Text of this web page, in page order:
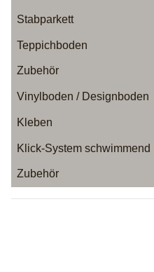
Stabparkett
Teppichboden
Zubehör
Vinylboden / Designboden
Kleben
Klick-System schwimmend
Zubehör